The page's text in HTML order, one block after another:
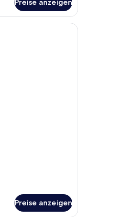
Preise anzeigen
Preise anzeigen